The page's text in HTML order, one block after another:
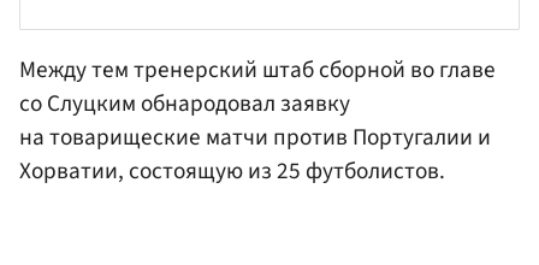
Между тем тренерский штаб сборной во главе
со Слуцким обнародовал заявку
на товарищеские матчи против Португалии и
Хорватии, состоящую из 25 футболистов.